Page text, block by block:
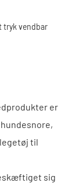
er
til
sig